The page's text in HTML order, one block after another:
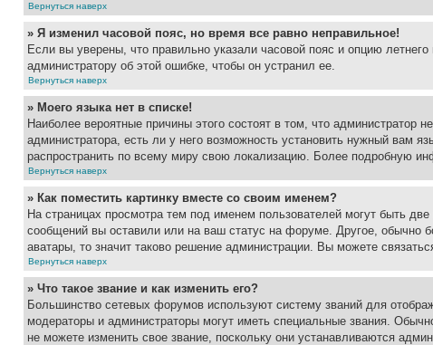
Вернуться наверх
» Я изменил часовой пояс, но время все равно неправильное!
Если вы уверены, что правильно указали часовой пояс и опцию летнего
администратору об этой ошибке, чтобы он устранил ее.
Вернуться наверх
» Моего языка нет в списке!
Наиболее вероятные причины этого состоят в том, что
администратора, есть ли у него возможность установить нужный вам
распространить по всему миру свою локализацию. Более подробную
Вернуться наверх
» Как поместить картинку вместе со своим именем?
На страницах просмотра тем под именем пользователей могут быть
сообщений вы оставили или на ваш статус на форуме. Другое, обычно
аватары, то значит таково решение администрации. Вы можете
Вернуться наверх
» Что такое звание и как изменить его?
Большинство сетевых форумов используют систему званий для
модераторы и администраторы могут иметь специальные звания.
не можете изменить свое звание, поскольку они устанавливаются